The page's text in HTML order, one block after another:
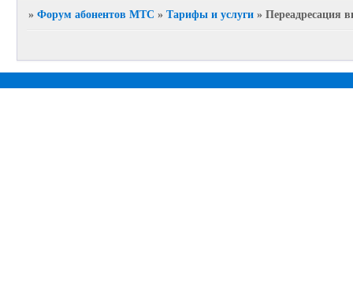
»Форум абонентов МТС »Тарифы и услуги »Переадресация